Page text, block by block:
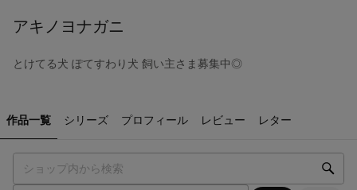
アキノヨナガニ
とけてる犬 ぽてすわり犬 飼い主さま募集中◎
作品一覧 シリーズ プロフィール レビュー レター